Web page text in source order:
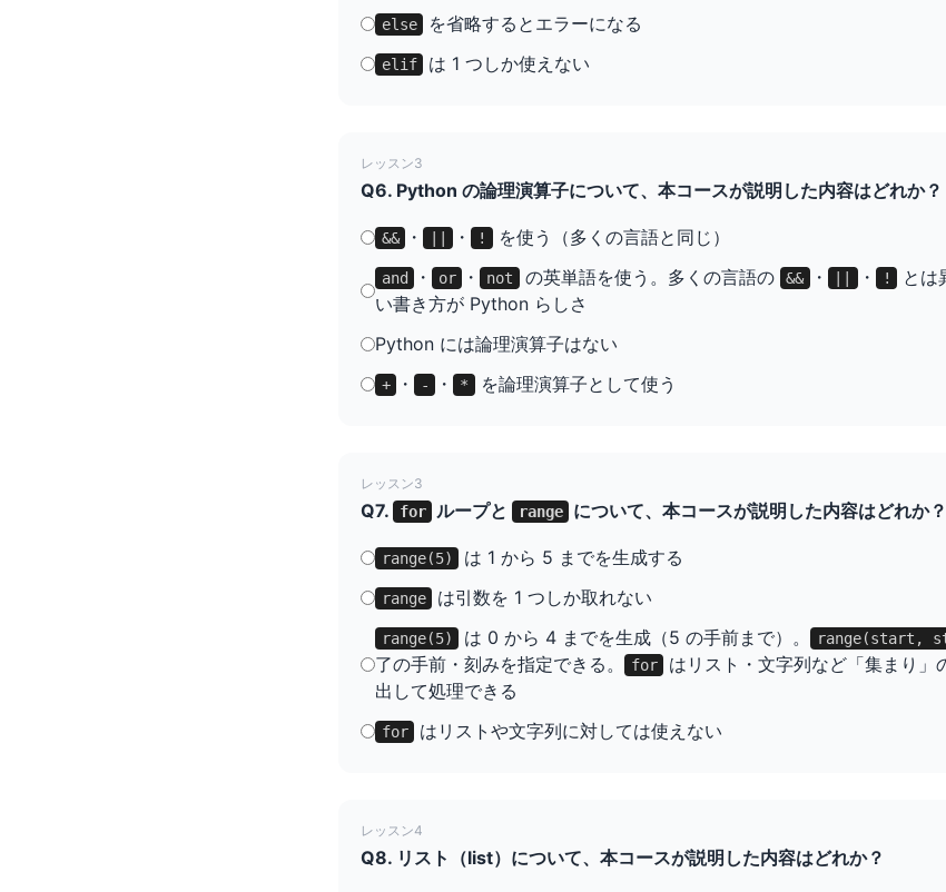
else を省略するとエラーになる
elif は 1 つしか使えない
レッスン3
Q6. Python の論理演算子について、本コースが説明した内容はどれか？
&& ・ ・ ! を使う（多くの言語と同じ）
and ・ or ・ not の英単語を使う。多くの言語の && ・ ・ !
とは
い書き方が Python らしさ
Python には論理演算子はない
+ ・ - ・ * を論理演算子として使う
レッスン3
Q7. for ループと range について、本コースが説明した内容はどれか？
range(5) は 1 から 5 までを生成する
range は引数を 1 つしか取れない
range(5) は 0 から 4 までを生成（5 の手前まで）。 range(start,
了の手前・刻みを指定できる。
for
はリスト・文字列など「集まり」
出して処理できる
for はリストや文字列に対しては使えない
レッスン4
Q8. リスト（list）について、本コースが説明した内容はどれか？